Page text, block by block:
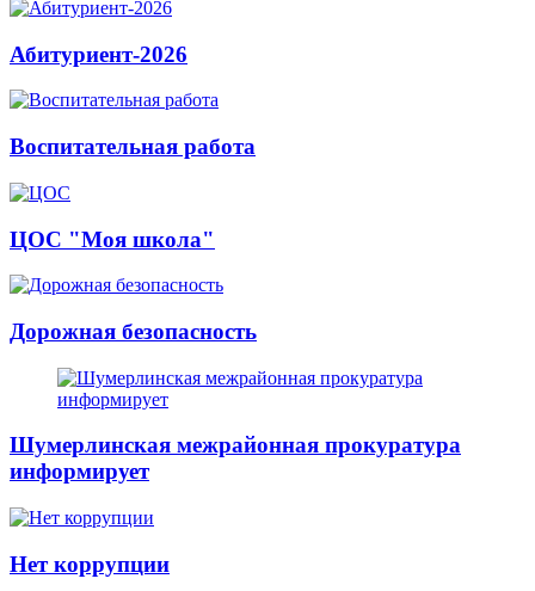
Абитуриент-2026
Воспитательная работа
ЦОС "Моя школа"
Дорожная безопасность
Шумерлинская межрайонная прокуратура
информирует
Нет коррупции